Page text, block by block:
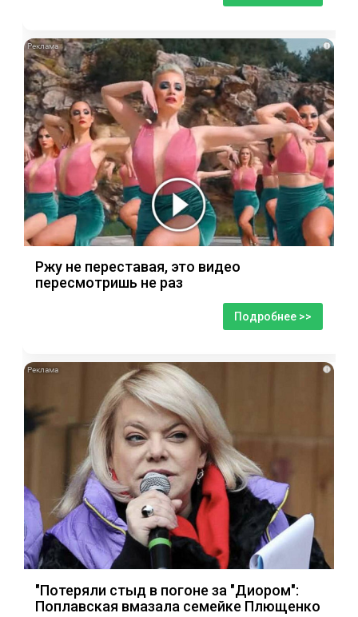
i
Ржу не переставая, это видео
пересмотришь не раз
Подробнее >>
i
"Потеряли стыд в погоне за "Диором":
Поплавская вмазала семейке Плющенко